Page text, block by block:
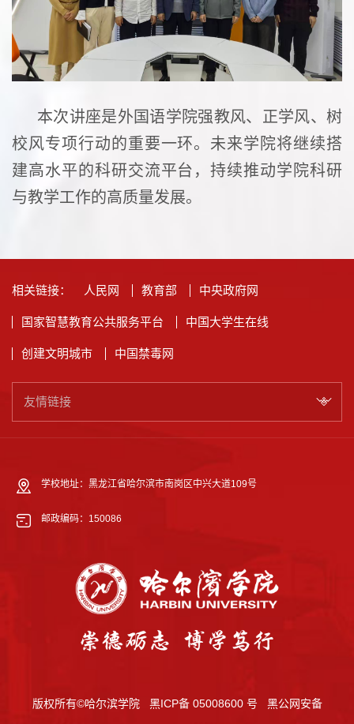
本次讲座是外国语学院强教风、正学风、树
校风专项行动的重要一环。未来学院将继续搭
建高水平的科研交流平台，持续推动学院科研
与教学工作的高质量发展。
相关链接： 人民网 教育部 中央政府网
国家智慧教育公共服务平台 中国大学生在线
创建文明城市 中国禁毒网
友情链接
学校地址：黑龙江省哈尔滨市南岗区中兴大道109号
邮政编码：150086
版权所有©哈尔滨学院 黑ICP备 05008600 号 黑公网安备